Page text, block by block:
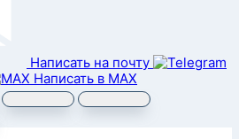
Написать на почту
Написать в MAX